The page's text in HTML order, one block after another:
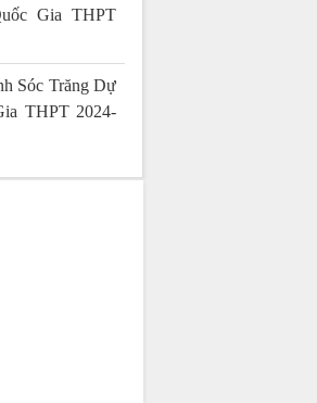
Gia THPT
Sóc Trăng Dự
THPT 2024-